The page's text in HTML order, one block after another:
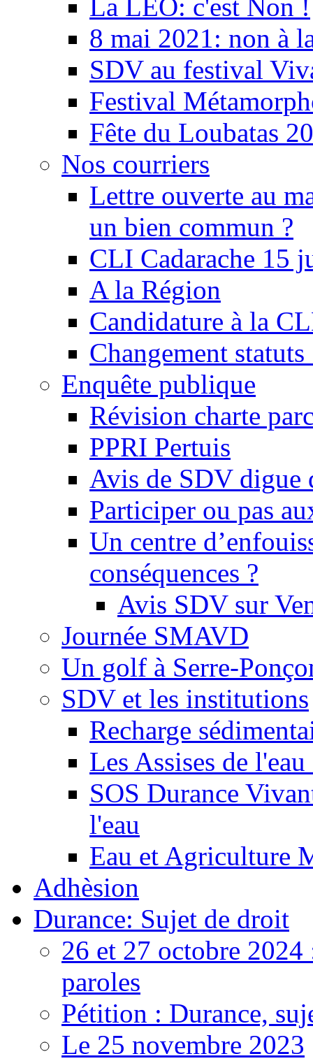
La LEO: c'est Non !
8 mai 2021: non à
SDV au festival
Festival
Fête du Loubatas
Nos courriers
Lettre ouverte au
un bien commun ?
CLI Cadarache 15
A la Région
Candidature à la
Changement
Enquête publique
Révision charte
PPRI Pertuis
Avis de SDV digue
Participer ou pas
Un centre
conséquences ?
Avis SDV sur
Journée SMAVD
Un golf à Serre-
SDV et les institutions
Recharge
Les Assises de
SOS Durance
l'eau
Eau et Agriculture
Adhèsion
Durance: Sujet de droit
26 et 27 octobre 2024
paroles
Pétition : Durance,
Le 25 novembre 2023